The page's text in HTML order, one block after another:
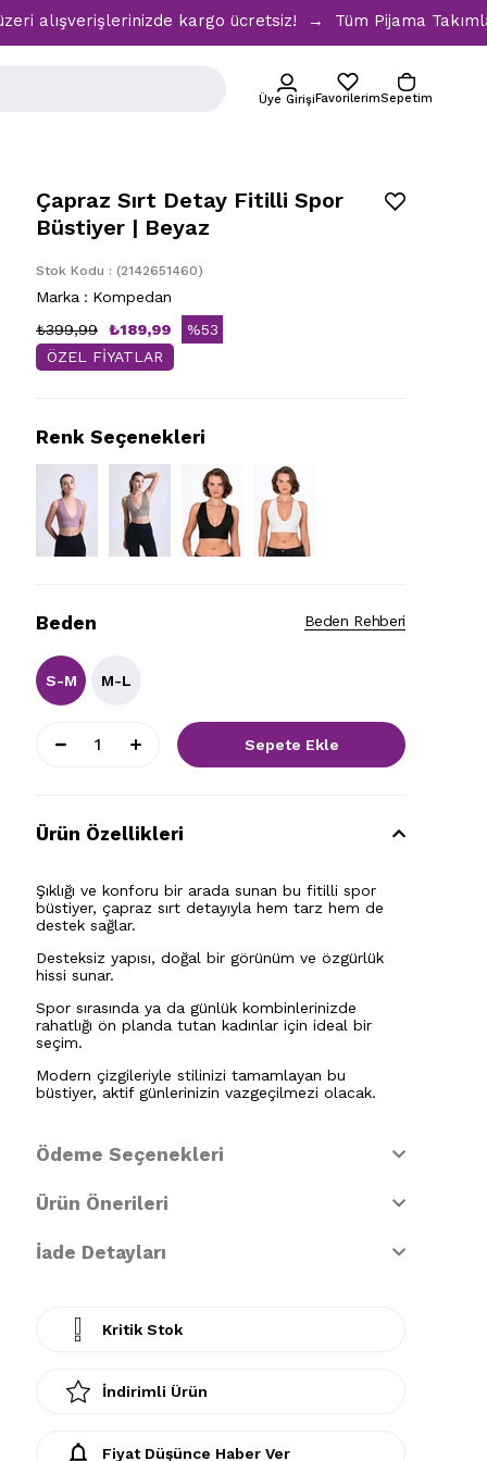
kargo ücretsiz! → Tüm Pijama
Üye GirişiFavorilerimSepetim
Çapraz Sırt Detay Fitilli Spor
Büstiyer | Beyaz
Stok Kodu (2142651460)
Marka : Kompedan
₺399,99
₺189,99 %53
ÖZEL FİYATLAR
Renk Seçenekleri
Beden Rehberi
Beden
S-M M-L
Ürün Özellikleri
Şıklığı ve konforu bir arada sunan bu fitilli spor
büstiyer, çapraz sırt detayıyla hem tarz hem de
destek sağlar.
Desteksiz yapısı, doğal bir görünüm ve özgürlük
hissi sunar.
Spor sırasında ya da günlük kombinlerinizde
rahatlığı ön planda tutan kadınlar için ideal bir
seçim.
Modern çizgileriyle stilinizi tamamlayan bu
büstiyer, aktif günlerinizin vazgeçilmezi olacak.
Ödeme Seçenekleri
Ürün Önerileri
İade Detayları
Kritik Stok
İndirimli Ürün
Fiyat Düşünce Haber Ver